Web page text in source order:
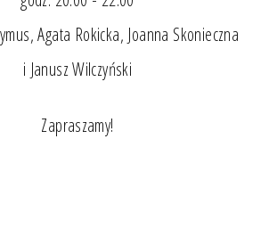
Agata Rokicka, Joanna Skonieczna
i Janusz Wilczyński
Zapraszamy!